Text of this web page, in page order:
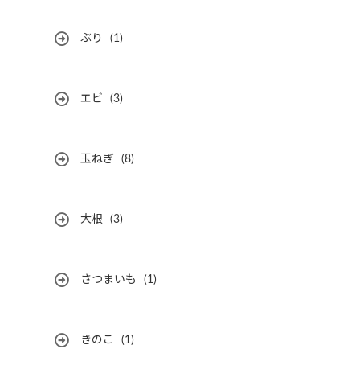
ぶり (1)
エビ (3)
玉ねぎ (8)
大根 (3)
さつまいも (1)
きのこ (1)